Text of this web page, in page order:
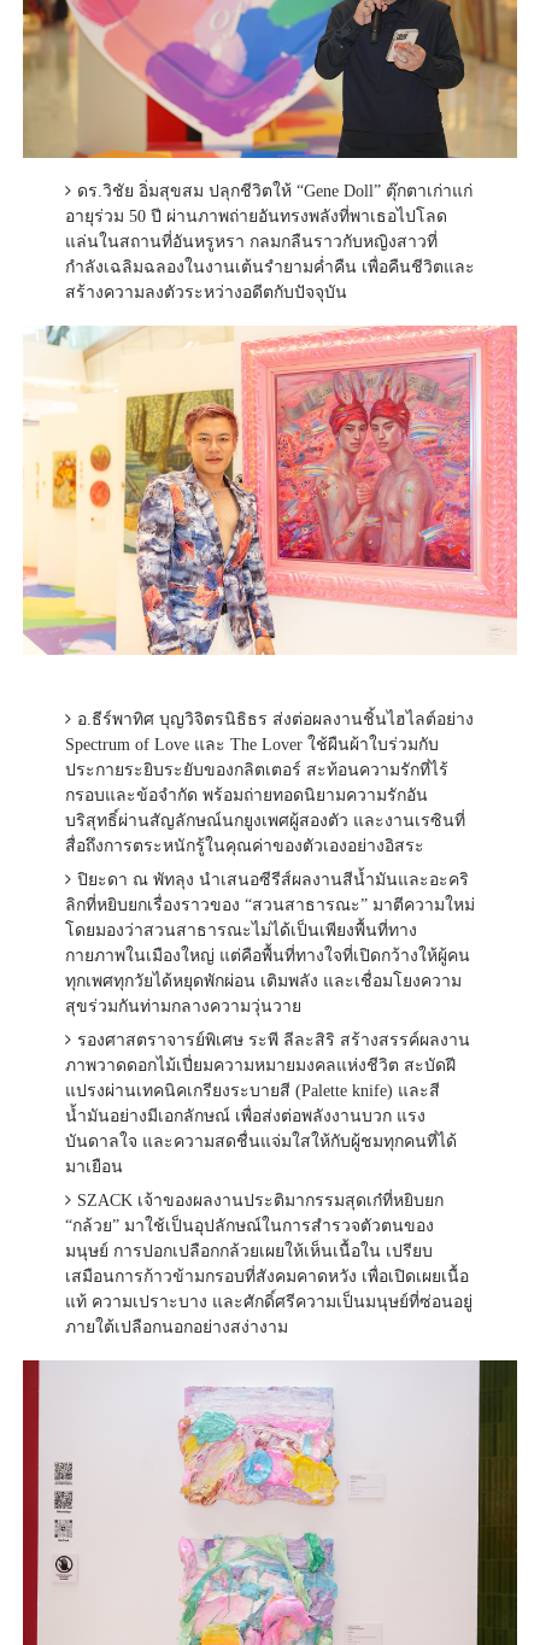
ดร.วิชัย อิ่มสุขสม ปลุกชีวิตให้ “Gene Doll” ตุ๊กตาเก่าแก่
อายุร่วม 50 ปี ผ่านภาพถ่ายอันทรงพลังที่พาเธอไปโลด
แล่นในสถานที่อันหรูหรา กลมกลืนราวกับหญิงสาวที่
กำลังเฉลิมฉลองในงานเต้นรำยามค่ำคืน เพื่อคืนชีวิตและ
สร้างความลงตัวระหว่างอดีตกับปัจจุบัน
อ.ธีร์พาทิศ บุญวิจิตรนิธิธร ส่งต่อผลงานชิ้นไฮไลต์อย่าง
Spectrum of Love และ The Lover ใช้ผืนผ้าใบร่วมกับ
ประกายระยิบระยับของกลิตเตอร์ สะท้อนความรักที่ไร้
กรอบและข้อจำกัด พร้อมถ่ายทอดนิยามความรักอัน
บริสุทธิ์ผ่านสัญลักษณ์นกยูงเพศผู้สองตัว และงานเรซินที่
สื่อถึงการตระหนักรู้ในคุณค่าของตัวเองอย่างอิสระ
ปิยะดา ณ พัทลุง นำเสนอซีรีส์ผลงานสีน้ำมันและอะคริ
ลิกที่หยิบยกเรื่องราวของ “สวนสาธารณะ” มาตีความใหม่
โดยมองว่าสวนสาธารณะไม่ได้เป็นเพียงพื้นที่ทาง
กายภาพในเมืองใหญ่ แต่คือพื้นที่ทางใจที่เปิดกว้างให้ผู้คน
ทุกเพศทุกวัยได้หยุดพักผ่อน เติมพลัง และเชื่อมโยงความ
สุขร่วมกันท่ามกลางความวุ่นวาย
รองศาสตราจารย์พิเศษ ระพี ลีละสิริ สร้างสรรค์ผลงาน
ภาพวาดดอกไม้เปี่ยมความหมายมงคลแห่งชีวิต สะบัดฝี
แปรงผ่านเทคนิคเกรียงระบายสี (Palette knife) และสี
น้ำมันอย่างมีเอกลักษณ์ เพื่อส่งต่อพลังงานบวก แรง
บันดาลใจ และความสดชื่นแจ่มใสให้กับผู้ชมทุกคนที่ได้
มาเยือน
SZACK เจ้าของผลงานประติมากรรมสุดเก๋ที่หยิบยก
“กล้วย” มาใช้เป็นอุปลักษณ์ในการสำรวจตัวตนของ
มนุษย์ การปอกเปลือกกล้วยเผยให้เห็นเนื้อใน เปรียบ
เสมือนการก้าวข้ามกรอบที่สังคมคาดหวัง เพื่อเปิดเผยเนื้อ
แท้ ความเปราะบาง และศักดิ์ศรีความเป็นมนุษย์ที่ซ่อนอยู่
ภายใต้เปลือกนอกอย่างสง่างาม